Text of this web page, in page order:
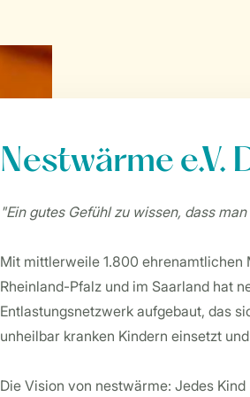
Nestwärme e.V.
"Ein gutes Gefühl zu wissen, dass
Mit mittlerweile 1.800
Rheinland-Pfalz und im Saarland hat
Entlastungsnetzwerk aufgebaut, das
unheilbar kranken Kindern einsetzt
Die Vision von nestwärme: Jedes